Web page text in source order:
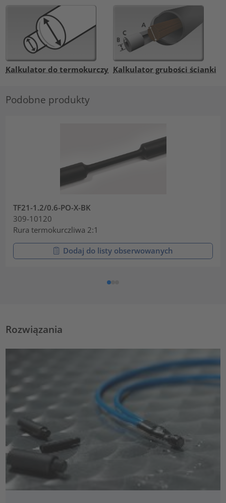
Kalkulator do termokurczy Kalkulator grubości ścianki
Podobne produkty
TF21-1.2/0.6-PO-X-BK
309-10120
Rura termokurczliwa 2:1
Dodaj do listy obserwowanych
Rozwiązania